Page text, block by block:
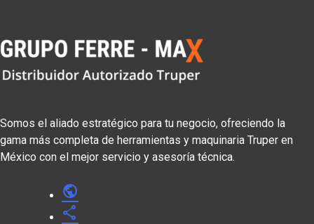
Somos el aliado estratégico para tu negocio, ofreciendo la
gama más completa de herramientas y maquinaria Truper en
México con el mejor servicio y asesoría técnica.
public
share